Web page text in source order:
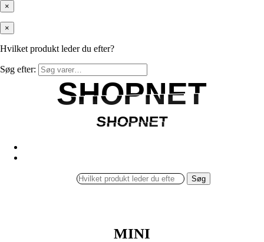
×
×
Hvilket produkt leder du efter?
Søg efter:
SHOPNET
SHOPNET
SHOPNET
SHOPNET
Søg
MINI